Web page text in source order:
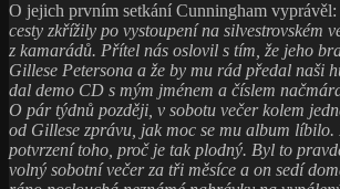
O jejich prvním setkání Cunningham vyprávěl:
cesty zkřížily po vystoupení na silvestrovském
z kamarádů. Přítel nás oslovil s tím, že jeho
Gillese Petersona a že by mu rád předal naši
dal demo CD s mým jménem a číslem
O pár týdnů později, v sobotu večer kolem
od Gillese zprávu, jak moc se mu album líbilo.
potvrzení toho, proč je tak plodný. Byl to
volný sobotní večer za tři měsíce a on sedí